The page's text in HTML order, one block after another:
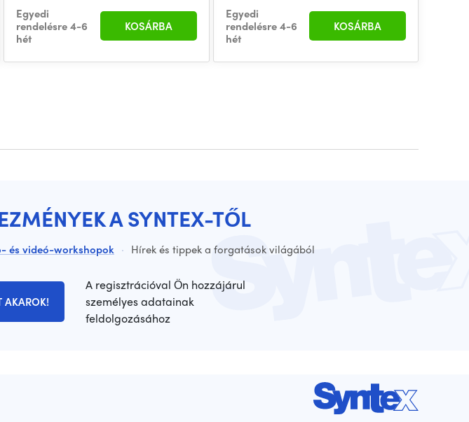
Egyedi
rendelésre 4-6
hét
KOSÁRBA
Egyedi
rendelésre 4-6
hét
KOSÁRBA
A SYNTEX-TŐL
és videó-workshopok · Hírek és tippek a forgatások világából
AKAROK!
A regisztrációval Ön hozzájárul
személyes adatainak
feldolgozásához